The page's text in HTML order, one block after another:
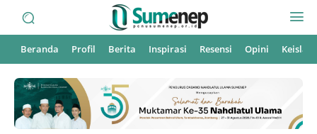
Beranda Profil Berita Inspirasi Resensi Opini